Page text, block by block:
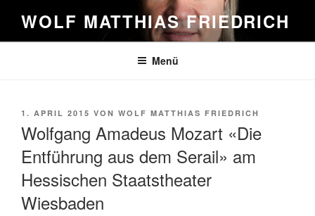
Inhalt
springen
WOLF MATTHIAS FRIEDRICH
Menü
VERÖFFENTLICHT
1. APRIL 2015 VON WOLF MATTHIAS FRIEDRICH
Wolfgang Amadeus Mozart «Die
Entführung aus dem Serail» am
Hessischen Staatstheater
Wiesbaden